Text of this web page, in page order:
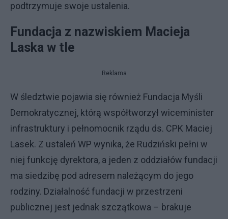
podtrzymuje swoje ustalenia.
Fundacja z nazwiskiem Macieja
Laska w tle
Reklama
W śledztwie pojawia się również Fundacja Myśli
Demokratycznej, którą współtworzył wiceminister
infrastruktury i pełnomocnik rządu ds. CPK Maciej
Lasek. Z ustaleń WP wynika, że Rudziński pełni w
niej funkcję dyrektora, a jeden z oddziałów fundacji
ma siedzibę pod adresem należącym do jego
rodziny. Działalność fundacji w przestrzeni
publicznej jest jednak szczątkowa – brakuje